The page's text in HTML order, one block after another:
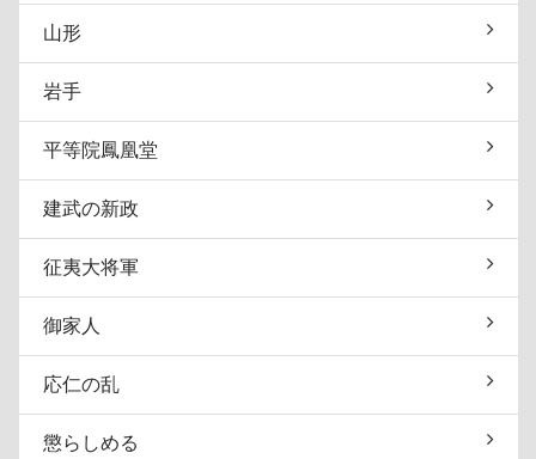
山形
岩手
平等院鳳凰堂
建武の新政
征夷大将軍
御家人
応仁の乱
懲らしめる